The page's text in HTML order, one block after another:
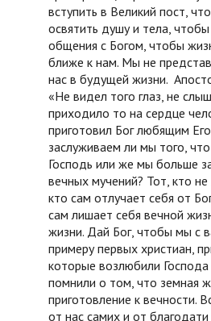
вступить в Великий пост,
освятить душу и тела,
общения с Богом, чтобы
ближе к нам. Мы не
нас в будущей жизни.
«Не видел того глаз, не
приходило то на сердце
приготовил Бог любящим
заслуживаем ли мы того,
Господь или же мы больше
вечных мучений? Тот, кто
кто сам отлучает себя от
сам лишает себя вечной
жизни. Дай Бог, чтобы мы с
примеру первых христиан,
которые возлюбили
помнили о том, что земная
приготовление к вечности.
от нас самих и от